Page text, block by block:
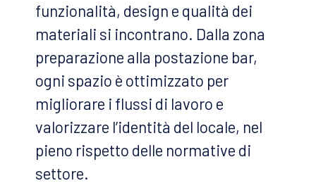
funzionalità, design e qualità dei
materiali si incontrano. Dalla zona
preparazione alla postazione bar,
ogni spazio è ottimizzato per
migliorare i flussi di lavoro e
valorizzare l’identità del locale, nel
pieno rispetto delle normative di
settore.